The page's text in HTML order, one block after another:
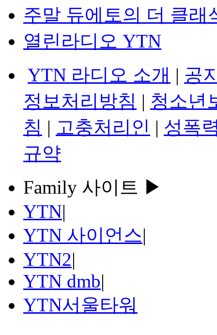
주말 듀에토의 더 클래
열린라디오 YTN
YTN 라디오 소개 | 공
정보처리방침 | 청소년
침 | 고충처리인 | 성폭
규약
Family 사이트 ▶
YTN|
YTN 사이언스|
YTN2|
YTN dmb|
YTN서울타워